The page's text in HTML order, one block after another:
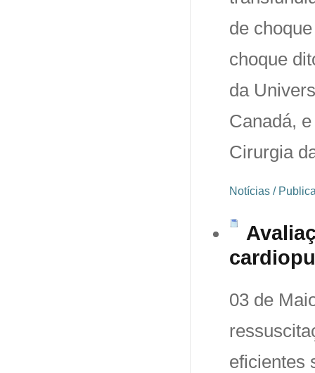
de
choque
da
Canadá,
Cirurgia
Notícias /
03 de
eficientes